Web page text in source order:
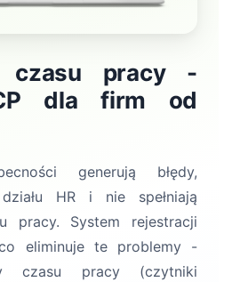
czasu pracy -
dla firm od
generują błędy,
HR i nie spełniają
pracy. System rejestracji
eliminuje te problemy -
czasu pracy (czytniki